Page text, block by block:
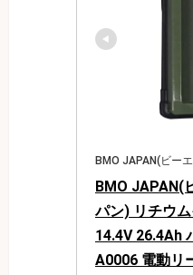
BMO JAPAN(ビー
BMO JAPAN(
パン) リチウ
14.4V 26.4Ah
A0006 電動リ